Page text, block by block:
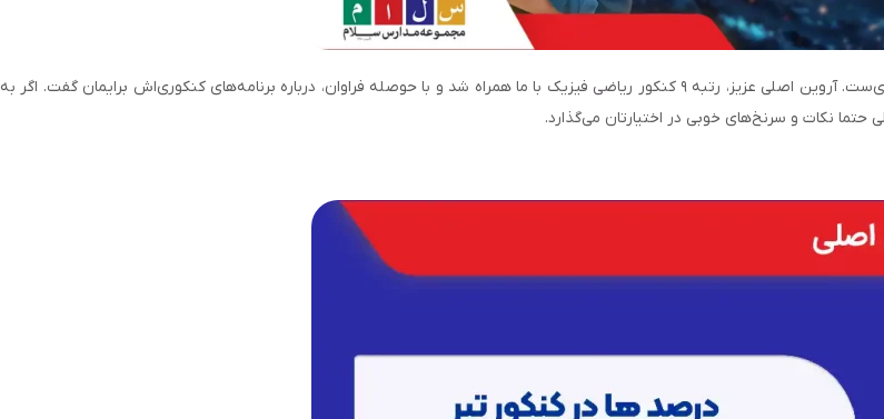
الگوبرداری از افراد موفق و رتبه‌های برتر کنکور، بهترین نقشه راه برای دانش‌آموزان پشت‌کنکوری‌ست. آروین اصلی عزیز، رتبه ۹ کنکور ریاضی فیزیک با ما همراه شد و با حوصله فراوان، درباره برنامه‌های کنکوری‌اش برایمان گفت. اگر به
نکات و سرنخ‌های خوبی در اختیارتان می‌گذارد.